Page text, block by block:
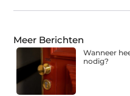
Meer Berichten
Wanneer
nodig?